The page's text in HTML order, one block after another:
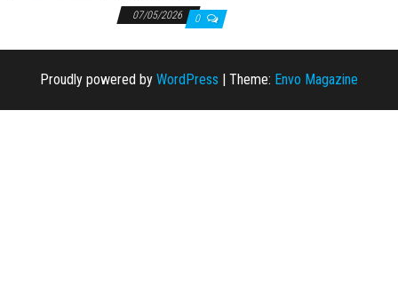
07/05/2026 0
Proudly powered by WordPress Theme: Envo Magazine